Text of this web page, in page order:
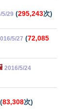
5/29 (295,243次)
5/27 (72,085
2016/5/24
(83,308次)